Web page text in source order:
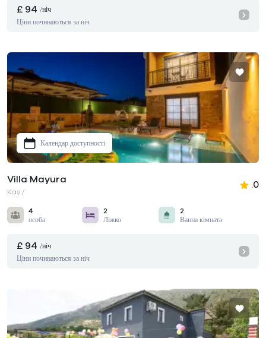
£ 94 /ніч
Ціни починаються за ніч
Календар доступності
Villa Mayura
Kaş /
.0
4
особа
2
Ліжко
2
Ванна кімната
£ 94 /ніч
Ціни починаються за ніч